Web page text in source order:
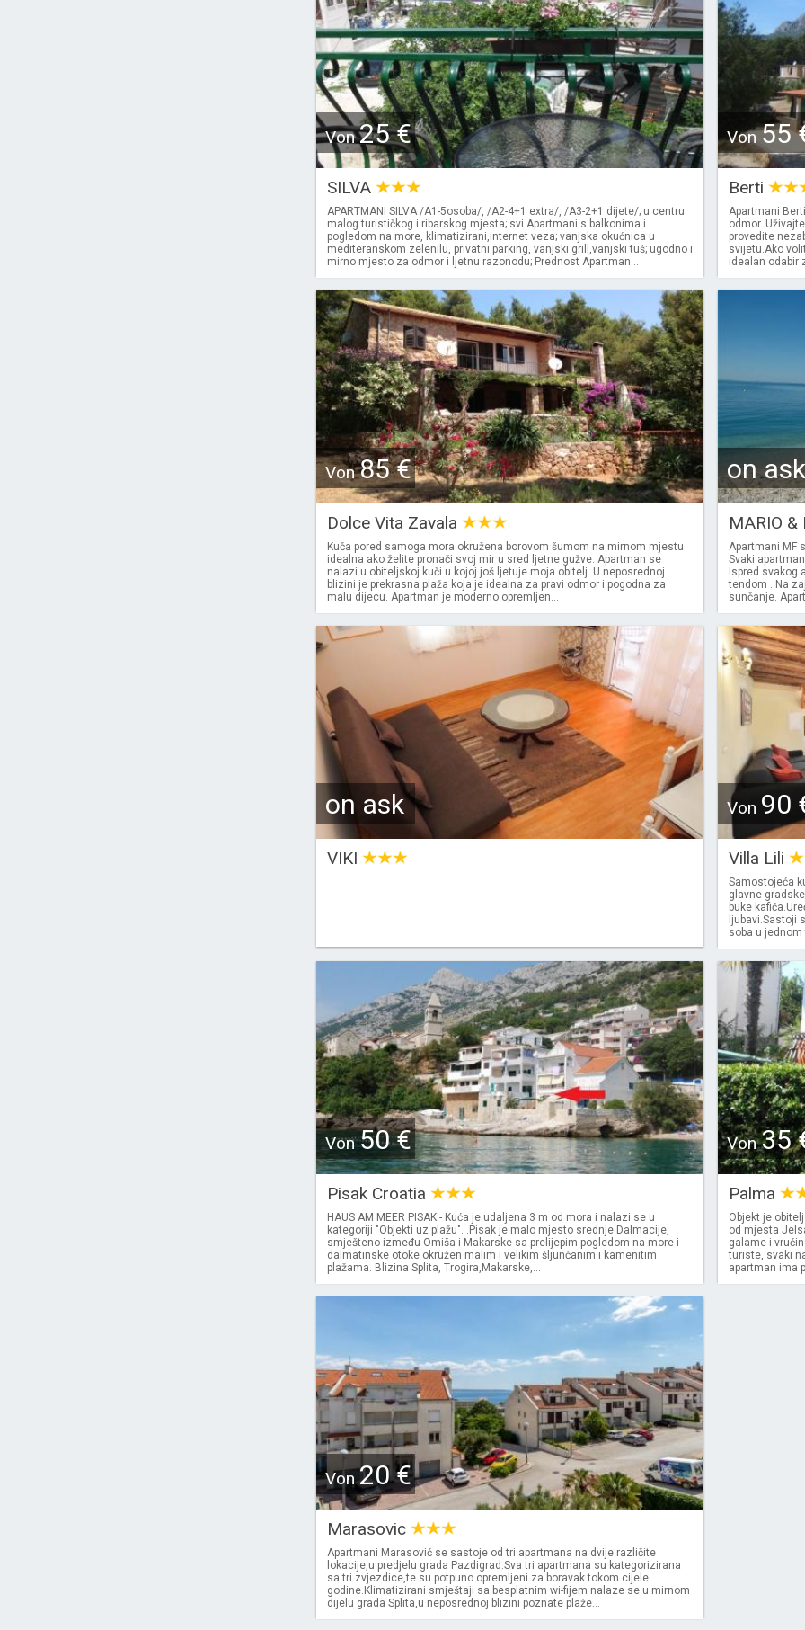
Von25 €
SILVA
APARTMANI SILVA /A1-5osoba/, /A2-4+1 extra/, /A3-2+1 dijete/; u centru
malog turističkog i ribarskog mjesta; svi Apartmani s balkonima i
pogledom na more, klimatizirani,internet veza; vanjska okućnica u
mediteranskom zelenilu, privatni parking, vanjski grill,vanjski tuš; ugodno i
mirno mjesto za odmor i ljetnu razonodu; Prednost Apartman...
Von55
Berti
Apartmani
odmor.
provedite
svijetu.Ako
idealan odabir
Von85 €
Dolce Vita Zavala
Kuča pored samoga mora okružena borovom šumom na mirnom mjestu
idealna ako želite pronači svoj mir u sred ljetne gužve. Apartman se
nalazi u obiteljskoj kuči u kojoj još ljetuje moja obitelj. U neposrednoj
blizini je prekrasna plaža koja je idealna za pravi odmor i pogodna za
malu dijecu. Apartman je moderno opremljen...
on ask
MARIO &
Apartmani MF
Svaki
Ispred svakog
tendom . Na
sunčanje.
on ask
VIKI
Von 90
Villa Lili
Samostojeća
glavne
buke
ljubavi.Sastoji
soba u jednom
Von50 €
Pisak Croatia
HAUS AM MEER PISAK - Kuća je udaljena 3 m od mora i nalazi se u
kategoriji "Objekti uz plažu". .Pisak je malo mjesto srednje Dalmacije,
smješteno između Omiša i Makarske sa prelijepim pogledom na more i
dalmatinske otoke okružen malim i velikim šljunčanim i kamenitim
plažama. Blizina Splita, Trogira,Makarske,...
Von35
Palma
Objekt je
od mjesta
galame i
turiste, svaki
apartman ima
Von20 €
Marasovic
Apartmani Marasović se sastoje od tri apartmana na dvije različite
lokacije,u predjelu grada Pazdigrad.Sva tri apartmana su kategorizirana
sa tri zvjezdice,te su potpuno opremljeni za boravak tokom cijele
godine.Klimatizirani smještaji sa besplatnim wi-fijem nalaze se u mirnom
dijelu grada Splita,u neposrednoj blizini poznate plaže...